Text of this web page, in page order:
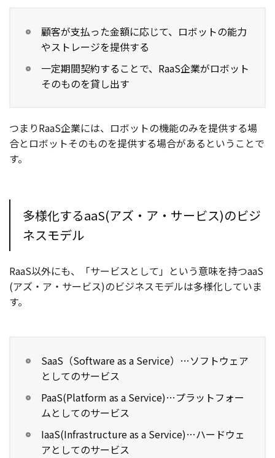
顧客が支払った金額に応じて、ロボットの能力
やストレージを提供する
一定期間契約することで、RaaS企業がロボット
そのものを貸し出す
つまりRaaS企業には、ロボットの機能のみを提供する場
合とロボットそのものを提供する場合があるということで
す。
多様化するaaS(アズ・ア・サービス)のビジ
ネスモデル
RaaS以外にも、「サービスとして」という意味を持つaaS
(アズ・ア・サービス)のビジネスモデルは多様化していま
す。
SaaS（Software as a Service）…ソフトウェア
としてのサービス
PaaS(Platform as a Service)…プラットフォー
ムとしてのサービス
IaaS(Infrastructure as a Service)…ハードウェ
アとしてのサービス